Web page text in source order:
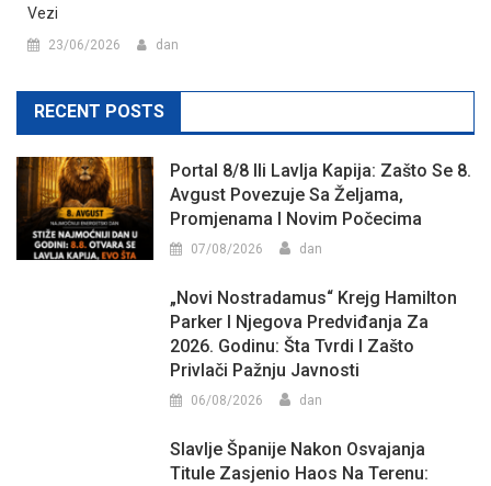
Vezi
23/06/2026 dan
RECENT POSTS
Portal 8/8 Ili Lavlja Kapija: Zašto Se 8.
Avgust Povezuje Sa Željama,
Promjenama I Novim Počecima
07/08/2026 dan
„Novi Nostradamus“ Krejg Hamilton
Parker I Njegova Predviđanja Za
2026. Godinu: Šta Tvrdi I Zašto
Privlači Pažnju Javnosti
06/08/2026 dan
Slavlje Španije Nakon Osvajanja
Titule Zasjenio Haos Na Terenu: